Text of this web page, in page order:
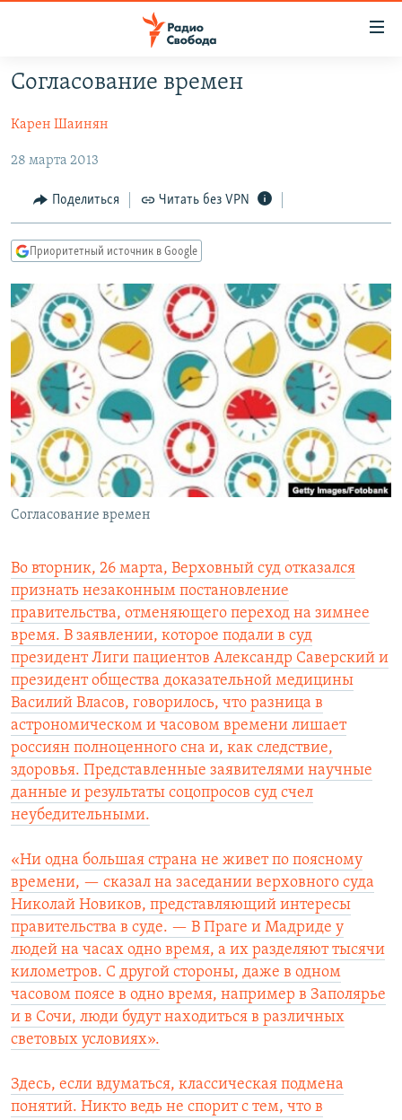
упрощенного
Вернуться
содержанию
Вернутся
главной
навигации
Вернутся
поиску
ПОДКАСТЫ
АВТОРСКИЕ ПРОЕКТЫ
ЦИТАТЫ СВОБОДЫ
МНЕНИЯ
КУЛЬТУРА
IDEL.РЕАЛИИ
КАВКАЗ.РЕАЛИИ
СЕВЕР.РЕАЛИИ
СИБИРЬ.РЕАЛИИ
РАСПИСАНИЕ ВЕЩАНИЯ
ПОДПИШИТЕСЬ НА РАССЫЛКУ
СОЦИАЛЬНЫЕ СЕТИ
Все сайты РСЕ/РС
Согласование времен
Карен Шаинян
28 марта 2013
Поделиться Читать без VPN
Приоритетный источник в Google
Согласование времен
Во вторник, 26 марта, Верховный суд отказался
признать незаконным постановление
правительства, отменяющего переход на зимнее
время. В заявлении, которое подали в суд
президент Лиги пациентов Александр Саверский и
президент общества доказательной медицины
Василий Власов, говорилось, что разница в
астрономическом и часовом времени лишает
россиян полноценного сна и, как следствие,
здоровья. Представленные заявителями научные
данные и результаты соцопросов суд счел
неубедительными.
«Ни одна большая страна не живет по поясному
времени, — сказал на заседании верховного суда
Николай Новиков, представляющий интересы
правительства в суде. — В Праге и Мадриде у
людей на часах одно время, а их разделяют тысячи
километров. С другой стороны, даже в одном
часовом поясе в одно время, например в Заполярье
и в Сочи, люди будут находиться в различных
световых условиях».
Здесь, если вдуматься, классическая подмена
понятий. Никто ведь не спорит с тем, что в